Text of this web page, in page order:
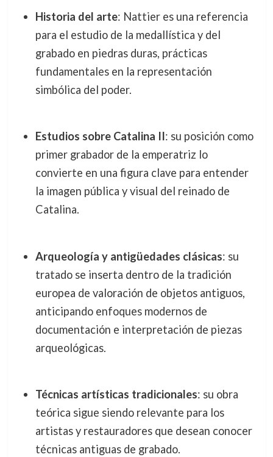
Historia del arte: Nattier es una referencia
para el estudio de la medallística y del
grabado en piedras duras, prácticas
fundamentales en la representación
simbólica del poder.
Estudios sobre Catalina II: su posición como
primer grabador de la emperatriz lo
convierte en una figura clave para entender
la imagen pública y visual del reinado de
Catalina.
Arqueología y antigüedades clásicas: su
tratado se inserta dentro de la tradición
europea de valoración de objetos antiguos,
anticipando enfoques modernos de
documentación e interpretación de piezas
arqueológicas.
Técnicas artísticas tradicionales: su obra
teórica sigue siendo relevante para los
artistas y restauradores que desean conocer
técnicas antiguas de grabado.